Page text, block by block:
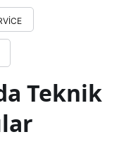
Teknik